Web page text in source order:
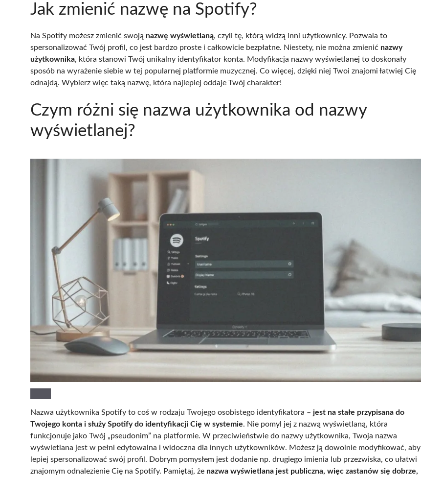
Jak zmienić nazwę na Spotify?
Na Spotify możesz zmienić swoją nazwę wyświetlaną, czyli tę, którą widzą inni użytkownicy. Pozwala to
spersonalizować Twój profil, co jest bardzo proste i całkowicie bezpłatne. Niestety, nie można zmienić nazwy
użytkownika, która stanowi Twój unikalny identyfikator konta. Modyfikacja nazwy wyświetlanej to doskonały
sposób na wyrażenie siebie w tej popularnej platformie muzycznej. Co więcej, dzięki niej Twoi znajomi łatwiej Cię
odnajdą. Wybierz więc taką nazwę, która najlepiej oddaje Twój charakter!
Czym różni się nazwa użytkownika od nazwy
wyświetlanej?
Nazwa użytkownika Spotify to coś w rodzaju Twojego osobistego identyfikatora – jest na stałe przypisana do
Twojego konta i służy Spotify do identyfikacji Cię w systemie. Nie pomyl jej z nazwą wyświetlaną, która
funkcjonuje jako Twój „pseudonim” na platformie. W przeciwieństwie do nazwy użytkownika, Twoja nazwa
wyświetlana jest w pełni edytowalna i widoczna dla innych użytkowników. Możesz ją dowolnie modyfikować, aby
lepiej spersonalizować swój profil. Dobrym pomysłem jest dodanie np. drugiego imienia lub przezwiska, co ułatwi
znajomym odnalezienie Cię na Spotify. Pamiętaj, że nazwa wyświetlana jest publiczna, więc zastanów się dobrze,